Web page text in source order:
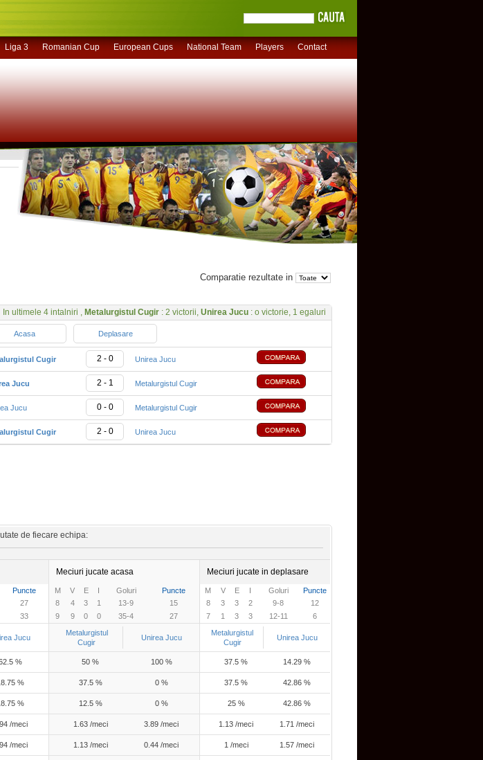
Liga 3 Romanian Cup European Cups National Team Players Contact
Comparatie rezultate in
In ultimele 4 intalniri , Metalurgistul Cugir : 2 victorii, Unirea Jucu : o victorie, 1 egaluri
Acasa Deplasare
Cugir 2 - 0 Unirea Jucu
Jucu 2 - 1 Metalurgistul Cugir
Jucu 0 - 0 Metalurgistul Cugir
Cugir 2 - 0 Unirea Jucu
de fiecare echipa:
Meciuri jucate acasa Meciuri jucate in deplasare
Puncte M V E I Goluri Puncte M V E I Goluri Puncte
27 8 4 3 1 13-9 15 8 3 3 2 9-8 12
33 9 9 0 0 35-4 27 7 1 3 3 12-11
6
Jucu
Metalurgistul
Cugir
Unirea Jucu
Metalurgistul
Cugir
Unirea Jucu
% 50 % 100 % 37.5 % 14.29 %
% 37.5 % 0 % 37.5 % 42.86 %
% 12.5 % 0 % 25 % 42.86 %
/meci 1.63 /meci 3.89 /meci 1.13 /meci 1.71 /meci
/meci 1.13 /meci 0.44 /meci 1 /meci 1.57 /meci